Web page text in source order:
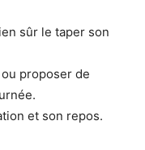
sûr le taper son
proposer de
et son repos.